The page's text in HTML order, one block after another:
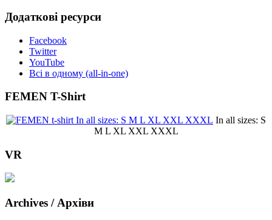
Додаткові ресурси
Facebook
Twitter
YouTube
Всі в одному (all-in-one)
FEMEN T-Shirt
In all sizes: S
M L XL XXL XXXL
VR
Archives / Архіви